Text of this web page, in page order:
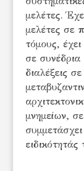
μελέτες.
μελέτες σε
τόμους,
σε συνέδρια
διαλέξεις
μνημείων,
ειδικότητάς